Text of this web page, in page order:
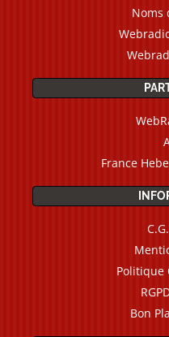
Noms
France
Politique
Bon